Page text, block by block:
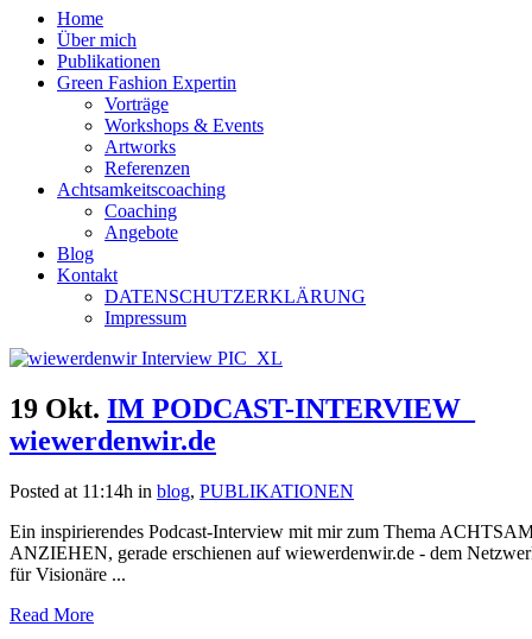
Home
Über mich
Publikationen
Green Fashion Expertin
Vorträge
Workshops & Events
Artworks
Referenzen
Achtsamkeitscoaching
Coaching
Angebote
Blog
Kontakt
DATENSCHUTZERKLÄRUNG
Impressum
19 Okt. IM PODCAST-INTERVIEW_
wiewerdenwir.de
Posted at 11:14h in blog, PUBLIKATIONEN
Ein inspirierendes Podcast-Interview mit mir zum Thema
ANZIEHEN, gerade erschienen auf wiewerdenwir.de - dem
für Visionäre ...
Read More